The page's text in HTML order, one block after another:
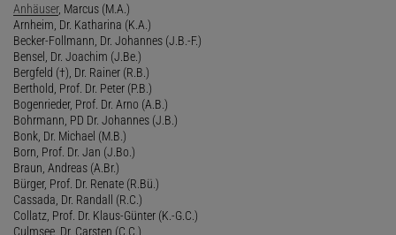
Anhäuser, Marcus (M.A.)
Arnheim, Dr. Katharina (K.A.)
Becker-Follmann, Dr. Johannes (J.B.-F.)
Bensel, Dr. Joachim (J.Be.)
Bergfeld (†), Dr. Rainer (R.B.)
Berthold, Prof. Dr. Peter (P.B.)
Bogenrieder, Prof. Dr. Arno (A.B.)
Bohrmann, PD Dr. Johannes (J.B.)
Bonk, Dr. Michael (M.B.)
Born, Prof. Dr. Jan (J.Bo.)
Braun, Andreas (A.Br.)
Bürger, Prof. Dr. Renate (R.Bü.)
Cassada, Dr. Randall (R.C.)
Collatz, Prof. Dr. Klaus-Günter (K.-G.C.)
Culmsee, Dr. Carsten (C.C.)